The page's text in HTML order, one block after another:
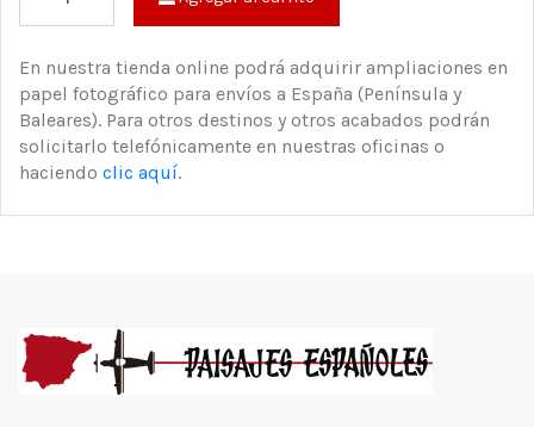
En nuestra tienda online podrá adquirir ampliaciones en
papel fotográfico para envíos a España (Península y
Baleares). Para otros destinos y otros acabados podrán
solicitarlo telefónicamente en nuestras oficinas o
haciendo clic aquí.